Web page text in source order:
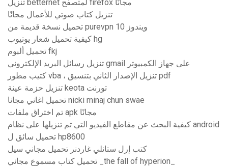
تنزيل betternet لمتصفح firefox مجانًا
تنزيل كتاب صوتي للأعمال مجانًا
تحميل نسخة قديمة من purevpn ويندوز 10
كيفية تحميل شعار يوتيوب hg
تحميل ألبوم fkj
تنزيل رسائل البريد الإلكتروني gmail على جهاز الكمبيوتر
كتيب مطور vba ، تنزيل الإصدار الثاني بتنسيق pdf
تنزيل حزمة عينة keota تورنت
تحميل اغاني مجانا nicki minaj chun swae
تم اختراق ملفات apk مجانًا
كيفية البحث عن مقاطع الفيديو التي تم تنزيلها على نظام android
تحميل سائق ل hp8600
كتب إرل ستانلي غاردنر تحميل مجاني سيل
تحميل كتاب مسموع مجاني _the fall of hyperion_